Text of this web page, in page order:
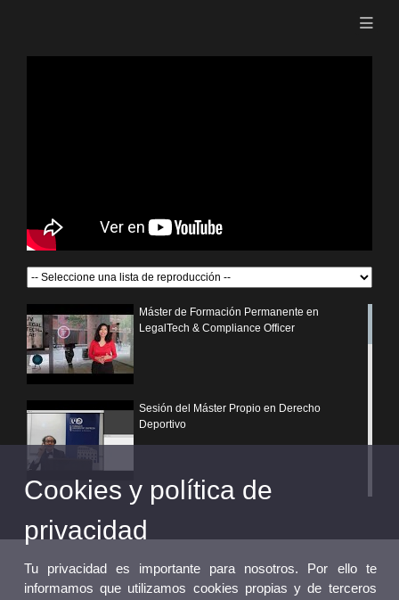
Máster de Formación Permanente en
LegalTech & Compliance Officer
Sesión del Máster Propio en Derecho
Deportivo
¿Por qué elegir un postgrado propio de la
Universitat de València?
Cookies y política de
privacidad
Tu privacidad es importante para nosotros. Por ello te
informamos que utilizamos cookies propias y de terceros